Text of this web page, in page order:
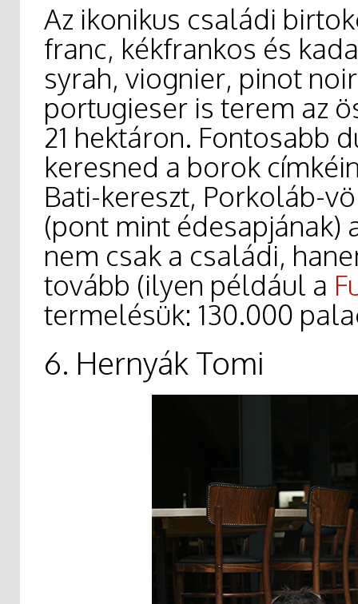
Az ikonikus családi
franc, kékfrankos és
syrah, viognier, pinot
portugieser is terem az
21 hektáron. Fontosabb
keresned a borok
Bati-kereszt, Porkoláb-
(pont mint
nem csak a családi,
tovább (ilyen például a
termelésük: 130.000
6. Hernyák Tomi